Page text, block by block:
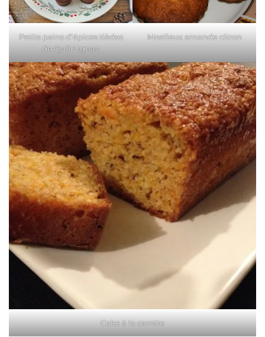
Petits pains d’épices tièdes
de Cyril Lignac
Moelleux amande citron
Cake à la carotte